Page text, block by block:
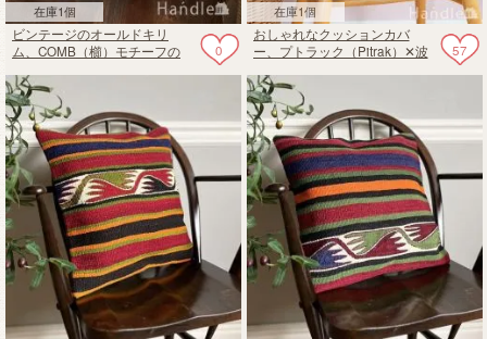
在庫1個
0
ビンテージのオールドキリ
ム、COMB（櫛）モチーフの
在庫1個
57
おしゃれなクッションカバ
ー、プトラック（Pitrak）✕波